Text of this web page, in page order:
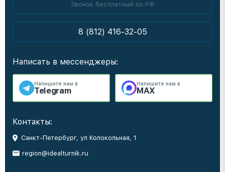
Звонок бесплатный по РФ
8 (812) 416-32-05
Написать в мессенджеры:
Напишите нам в
Telegram
Напишите нам в
MAX
Контакты:
Санкт-Петербург, ул Колокольная, 1
region@idealturnik.ru